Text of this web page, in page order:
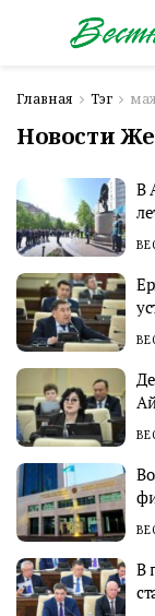
Главная Тэг
Новости
В
В